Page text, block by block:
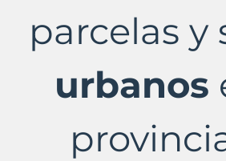
Murbalands
parcelas y
urbanos